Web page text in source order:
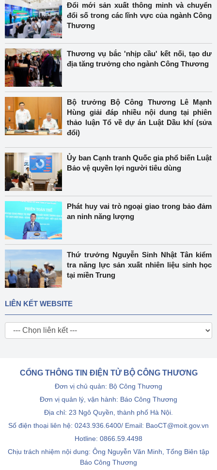
Đổi mới sản xuất thông minh và chuyển
đổi số trong các lĩnh vực của ngành Công
Thương
Thương vụ bắc 'nhịp cầu' kết nối, tạo dư
địa tăng trưởng cho ngành Công Thương
Bộ trưởng Bộ Công Thương Lê Mạnh
Hùng giải đáp nhiều nội dung tại phiên
thảo luận Tổ về dự án Luật Dầu khí (sửa
đổi)
Ủy ban Cạnh tranh Quốc gia phổ biến Luật
Bảo vệ quyền lợi người tiêu dùng
Phát huy vai trò ngoại giao trong bảo đảm
an ninh năng lượng
Thứ trưởng Nguyễn Sinh Nhật Tân kiểm
tra năng lực sản xuất nhiên liệu sinh học
tại miền Trung
LIÊN KẾT WEBSITE
CỔNG THÔNG TIN ĐIỆN TỬ BỘ CÔNG THƯƠNG
Đơn vị chủ quản: Bộ Công Thương
Đơn vị quản lý, vận hành: Báo Công Thương
Địa chỉ: 23 Ngô Quyền, thành phố Hà Nội.
Số điện thoại liên hệ: 0243.936.6400/ Email: BaoCT@moit.gov.vn
Hotline: 0866.59.4498
Chịu trách nhiệm nội dung: Ông Nguyễn Văn Minh, Tổng Biên tập
Báo Công Thương